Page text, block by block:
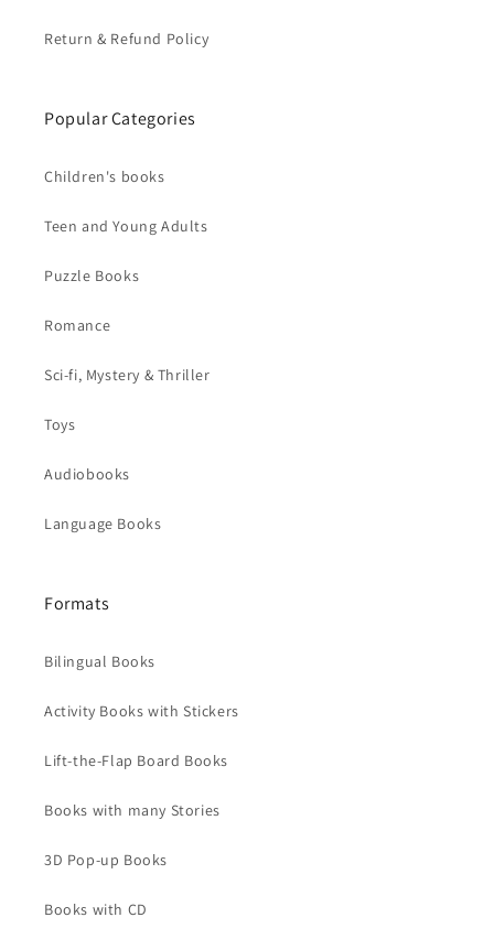
Return & Refund Policy
Popular Categories
Children's books
Teen and Young Adults
Puzzle Books
Romance
Sci-fi, Mystery & Thriller
Toys
Audiobooks
Language Books
Formats
Bilingual Books
Activity Books with Stickers
Lift-the-Flap Board Books
Books with many Stories
3D Pop-up Books
Books with CD